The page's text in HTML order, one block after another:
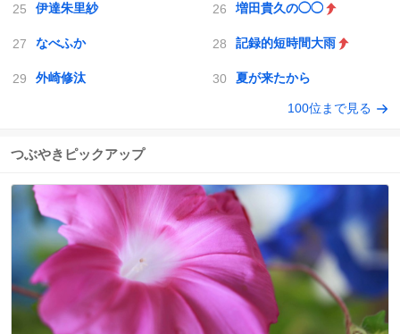
伊達朱里紗 増田貴久の◯◯
なべふか 記録的短時間大雨
外崎修汰 夏が来たから
100位まで見る
つぶやきピックアップ